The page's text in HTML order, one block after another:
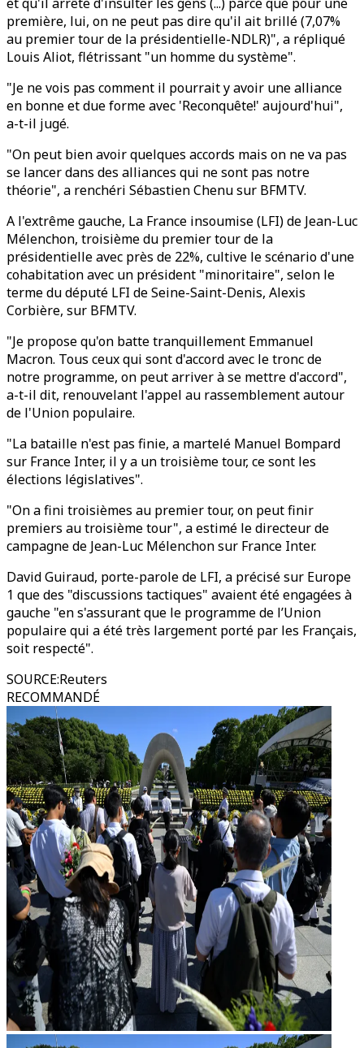
première, lui, on ne peut pas dire qu'il ait brillé (7,07%
au premier tour de la présidentielle-NDLR)", a répliqué
Louis Aliot, flétrissant "un homme du système".
"Je ne vois pas comment il pourrait y avoir une alliance
en bonne et due forme avec 'Reconquête!' aujourd'hui",
a-t-il jugé.
"On peut bien avoir quelques accords mais on ne va pas
se lancer dans des alliances qui ne sont pas notre
théorie", a renchéri Sébastien Chenu sur BFMTV.
A l'extrême gauche, La France insoumise (LFI) de Jean-Luc
Mélenchon, troisième du premier tour de la
présidentielle avec près de 22%, cultive le scénario d'une
cohabitation avec un président "minoritaire", selon le
terme du député LFI de Seine-Saint-Denis, Alexis
Corbière, sur BFMTV.
"Je propose qu'on batte tranquillement Emmanuel
Macron. Tous ceux qui sont d'accord avec le tronc de
notre programme, on peut arriver à se mettre d'accord",
a-t-il dit, renouvelant l'appel au rassemblement autour
de l'Union populaire.
"La bataille n'est pas finie, a martelé Manuel Bompard
sur France Inter, il y a un troisième tour, ce sont les
élections législatives".
"On a fini troisièmes au premier tour, on peut finir
premiers au troisième tour", a estimé le directeur de
campagne de Jean-Luc Mélenchon sur France Inter.
David Guiraud, porte-parole de LFI, a précisé sur Europe
1 que des "discussions tactiques" avaient été engagées à
gauche "en s'assurant que le programme de l’Union
populaire qui a été très largement porté par les Français,
soit respecté".
SOURCE:Reuters
RECOMMANDÉ